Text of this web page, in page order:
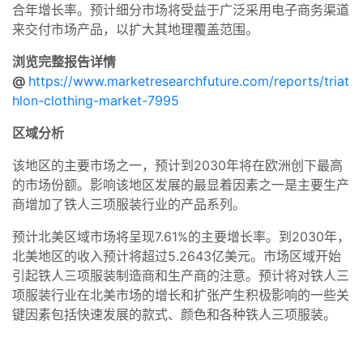
合年增长率。预计细分市场将受益于广泛采用电子商务渠道
来交付市场产品，以扩大其地理覆盖范围。
浏览完整报告详情
@ https://www.marketresearchfuture.com/reports/triat
hlon-clothing-market-7995
区域分析
该地区的主要市场之一，预计到2030年将在欧洲创下最高
的市场份额。影响该地区发展的最显着因素之一是主要生产
商增加了铁人三项服装行业的产品系列。
预计北美区域市场将呈现7.61%的主要增长率。到2030年，
北美地区的收入预计将超过5.2643亿美元。市场区域开始
引起铁人三项服装制造商和生产商的注意。预计将对铁人三
项服装行业在北美市场的增长和扩张产生积极影响的一些关
键因素包括快速发展的款式、颜色和各种铁人三项服装。